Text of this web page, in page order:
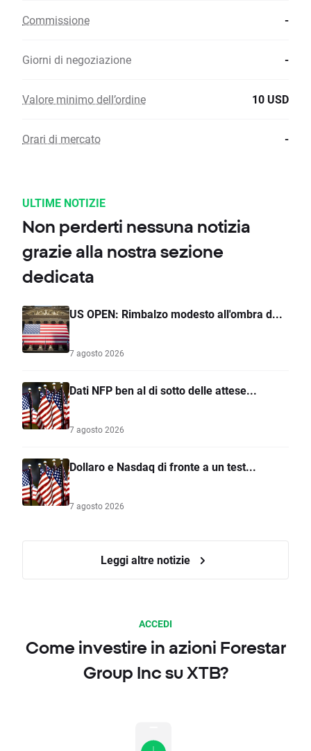
Commissione -
Giorni di negoziazione -
Valore minimo dell’ordine 10 USD
Orari di mercato -
ULTIME NOTIZIE
Non perderti nessuna notizia
grazie alla nostra sezione
dedicata
US OPEN: Rimbalzo modesto all'ombra d...
7 agosto 2026
Dati NFP ben al di sotto delle attese...
7 agosto 2026
Dollaro e Nasdaq di fronte a un test...
7 agosto 2026
Leggi altre notizie
ACCEDI
Come investire in azioni Forestar
Group Inc su XTB?